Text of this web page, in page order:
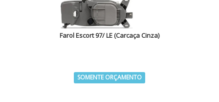
Farol Escort 97/ LE (Carcaça Cinza)
SOMENTE ORÇAMENTO